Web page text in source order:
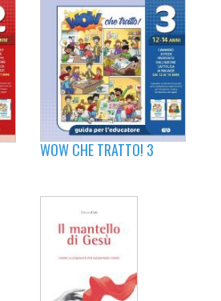
WOW CHE TRATTO! 3